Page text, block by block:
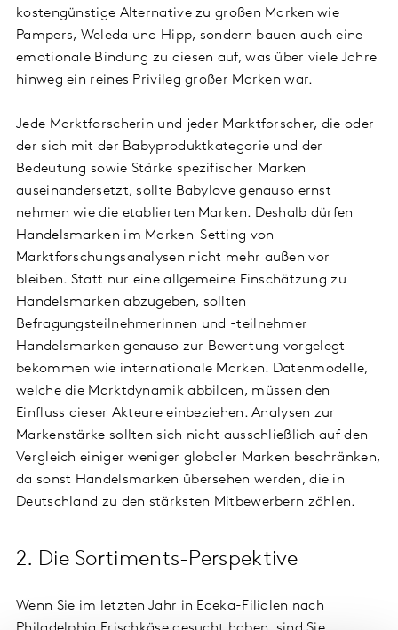
kostengünstige Alternative zu großen Marken wie
Pampers, Weleda und Hipp, sondern bauen auch eine
emotionale Bindung zu diesen auf, was über viele Jahre
hinweg ein reines Privileg großer Marken war.
Jede Marktforscherin und jeder Marktforscher, die oder
der sich mit der Babyproduktkategorie und der
Bedeutung sowie Stärke spezifischer Marken
auseinandersetzt, sollte Babylove genauso ernst
nehmen wie die etablierten Marken. Deshalb dürfen
Handelsmarken im Marken-Setting von
Marktforschungsanalysen nicht mehr außen vor
bleiben. Statt nur eine allgemeine Einschätzung zu
Handelsmarken abzugeben, sollten
Befragungsteilnehmerinnen und -teilnehmer
Handelsmarken genauso zur Bewertung vorgelegt
bekommen wie internationale Marken. Datenmodelle,
welche die Marktdynamik abbilden, müssen den
Einfluss dieser Akteure einbeziehen. Analysen zur
Markenstärke sollten sich nicht ausschließlich auf den
Vergleich einiger weniger globaler Marken beschränken,
da sonst Handelsmarken übersehen werden, die in
Deutschland zu den stärksten Mitbewerbern zählen.
2. Die Sortiments-Perspektive
Wenn Sie im letzten Jahr in Edeka-Filialen nach